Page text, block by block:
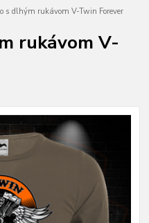
s dlhým rukávom V-Twin Forever
rukávom V-